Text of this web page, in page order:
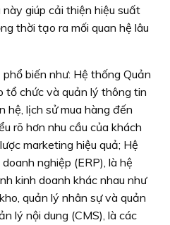
giúp cải thiện hiệu suất
thời tạo ra mối quan hệ lâu
biến như: Hệ thống Quản
tổ chức và quản lý thông tin
hệ, lịch sử mua hàng đến
rõ hơn nhu cầu của khách
marketing hiệu quả; Hệ
nghiệp (ERP), là hệ
kinh doanh khác nhau như
quản lý nhân sự và quản
lý nội dung (CMS), là các